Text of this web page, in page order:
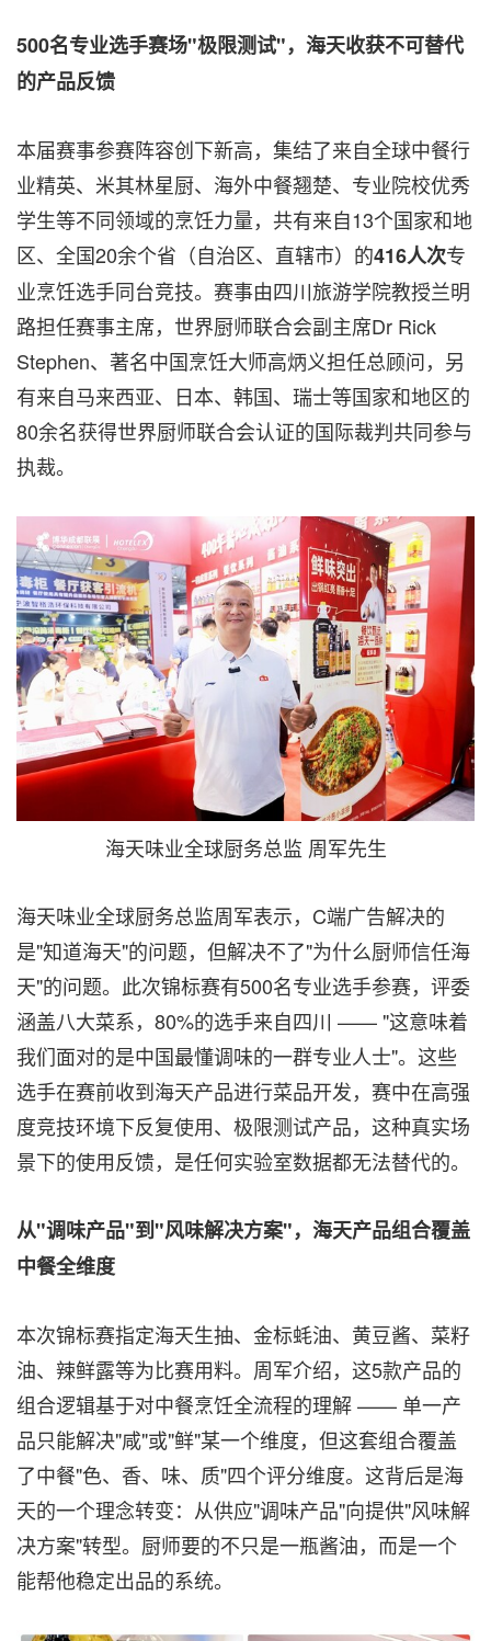
500名专业选手赛场"极限测试"，海天收获不可替代
的产品反馈
本届赛事参赛阵容创下新高，集结了来自全球中餐行
业精英、米其林星厨、海外中餐翘楚、专业院校优秀
学生等不同领域的烹饪力量，共有来自13个国家和地
区、全国20余个省（自治区、直辖市）的416人次专
业烹饪选手同台竞技。赛事由四川旅游学院教授兰明
路担任赛事主席，世界厨师联合会副主席Dr Rick
Stephen、著名中国烹饪大师高炳义担任总顾问，另
有来自马来西亚、日本、韩国、瑞士等国家和地区的
80余名获得世界厨师联合会认证的国际裁判共同参与
执裁。
海天味业全球厨务总监 周军先生
海天味业全球厨务总监周军表示，C端广告解决的
是"知道海天"的问题，但解决不了"为什么厨师信任海
天"的问题。此次锦标赛有500名专业选手参赛，评委
涵盖八大菜系，80%的选手来自四川 —— "这意味着
我们面对的是中国最懂调味的一群专业人士"。这些
选手在赛前收到海天产品进行菜品开发，赛中在高强
度竞技环境下反复使用、极限测试产品，这种真实场
景下的使用反馈，是任何实验室数据都无法替代的。
从"调味产品"到"风味解决方案"，海天产品组合覆盖
中餐全维度
本次锦标赛指定海天生抽、金标蚝油、黄豆酱、菜籽
油、辣鲜露等为比赛用料。周军介绍，这5款产品的
组合逻辑基于对中餐烹饪全流程的理解 —— 单一产
品只能解决"咸"或"鲜"某一个维度，但这套组合覆盖
了中餐"色、香、味、质"四个评分维度。这背后是海
天的一个理念转变：从供应"调味产品"向提供"风味解
决方案"转型。厨师要的不只是一瓶酱油，而是一个
能帮他稳定出品的系统。